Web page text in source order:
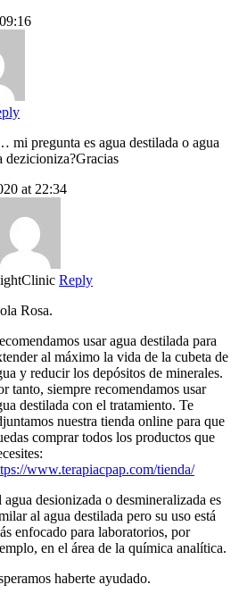
mi pregunta es agua destilada o agua
dezicioniza?Gracias
at 22:34
Reply
Rosa.
usar agua destilada para
al máximo la vida de la cubeta de
y reducir los depósitos de minerales.
tanto, siempre recomendamos usar
destilada con el tratamiento. Te
nuestra tienda online para que
comprar todos los productos que
www.terapiacpap.com/tienda/
agua desionizada o desmineralizada es
al agua destilada pero su uso está
enfocado para laboratorios, por
en el área de la química analítica.
haberte ayudado.